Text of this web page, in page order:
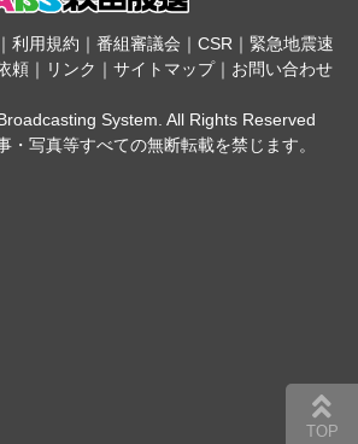
｜ 利用規約 ｜ 番組審議会 ｜ CSR｜ 緊急地震速
頼 ｜ リンク ｜ サイトマップ｜ お問い合わせ
System. All Rights Reserved
・写真等すべての無断転載を禁じます。